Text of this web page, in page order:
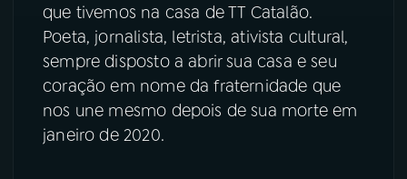
que tivemos na casa de TT Catalão.
Poeta, jornalista, letrista, ativista cultural,
sempre disposto a abrir sua casa e seu
coração em nome da fraternidade que
nos une mesmo depois de sua morte em
janeiro de 2020.